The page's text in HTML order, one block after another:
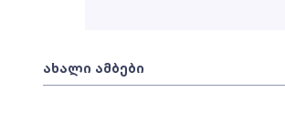
ახალი ამბები